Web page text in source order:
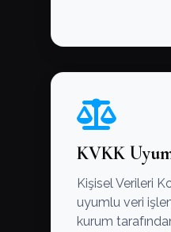
KVKK
Kişisel Verileri
uyumlu veri
kurum